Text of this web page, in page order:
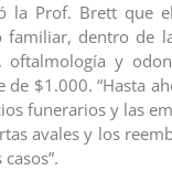
la Prof. Brett que
familiar, dentro de
oftalmología y
de $1.000. “Hasta
funerarios y las
avales y los